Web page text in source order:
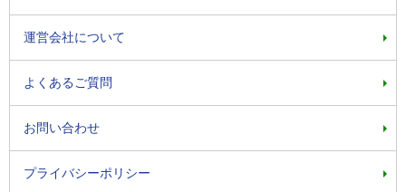
運営会社について
よくあるご質問
お問い合わせ
プライバシーポリシー